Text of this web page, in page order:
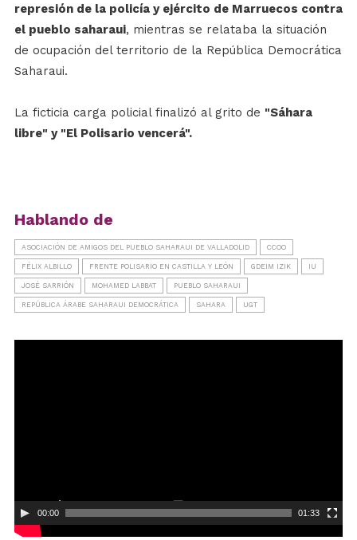
represión de la policía y ejército de Marruecos contra
el pueblo saharaui, mientras se relataba la situación
de ocupación del territorio de la República Democrática
Saharaui.
La ficticia carga policial finalizó al grito de "Sáhara
libre" y "El Polisario vencerá".
Hablando de
ASOCIACIÓN DE AMIGOS DEL PUEBLO SAHARAUI DE VALLADOLID CCOO
FÉLIX ALBILLO FRENTE POLISARIO EN CASTILLA Y LEÓN GDEIM IZIK IU
JOSÉ SARRIÓN MOHAMED LABBAT PUEBLO SAHARAUI
REPÚBLICA ÁRABE SAHARAUI DEMOCRÁTICA SAHARA UGT
00:00 01:33